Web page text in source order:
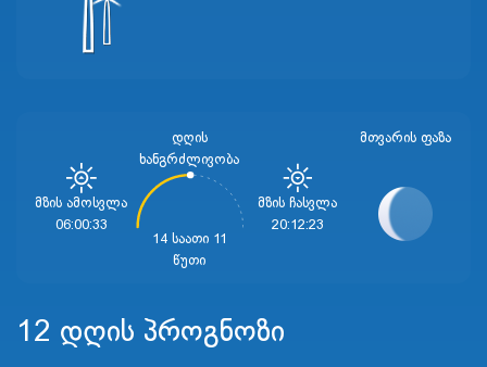
06:00:33
Მზის Ამოსვლა
დღის
ხანგრძლივობა
14 საათი 11
წუთი
20:12:23
Მზის Ჩასვლა
ᲛᲗᲕᲐᲠᲘᲡ ᲤᲐᲖᲐ
12 დღის პროგნოზი